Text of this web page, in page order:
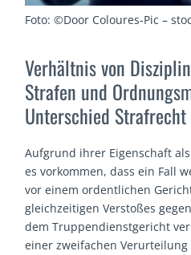
Foto: ©Door Coloures-Pic –
Verhältnis von
Strafen und
Unterschied
Aufgrund ihrer Eigenschaft
es vorkommen, dass ein Fall
vor einem ordentlichen
gleichzeitigen Verstoßes
dem Truppendienstgericht
einer zweifachen